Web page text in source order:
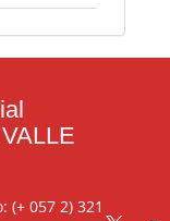
(+ 057 2) 321